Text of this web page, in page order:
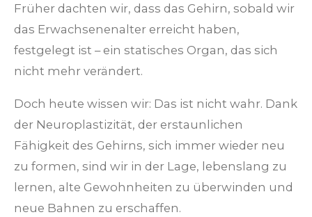
Früher dachten wir, dass das Gehirn, sobald wir
das Erwachsenenalter erreicht haben,
festgelegt ist – ein statisches Organ, das sich
nicht mehr verändert.
Doch heute wissen wir: Das ist nicht wahr. Dank
der Neuroplastizität, der erstaunlichen
Fähigkeit des Gehirns, sich immer wieder neu
zu formen, sind wir in der Lage, lebenslang zu
lernen, alte Gewohnheiten zu überwinden und
neue Bahnen zu erschaffen.